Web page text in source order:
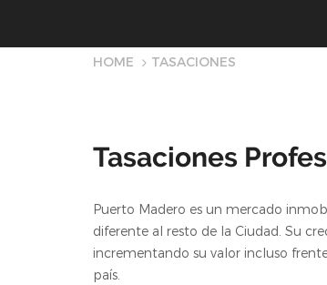
HOME TASACIONES
Tasaciones
Puerto Madero es un mercado
diferente al resto de la Ciudad. Su
incrementando su valor incluso
país.